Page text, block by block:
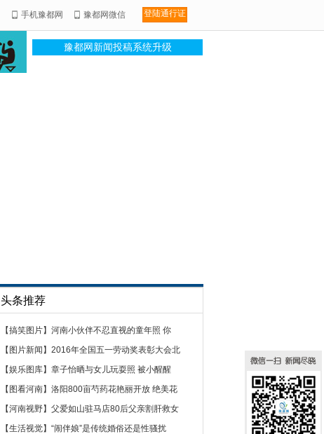
手机豫都网 豫都网微信 登陆通行证
豫都网新闻投稿系统升级
头条推荐
【搞笑图片】 河南小伙伴不忍直视的童年照 你
【 图片新闻 】 2016年全国五一劳动奖表彰大会北
【娱乐图库】 章子怡晒与女儿玩耍照 被小醒醒
【 图看河南】 洛阳800亩芍药花艳丽开放 绝美花
【河南视野】 父爱如山驻马店80后父亲割肝救女
【生活视觉】 “闹伴娘”是传统婚俗还是性骚扰